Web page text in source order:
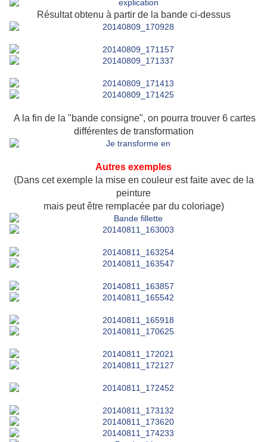
Résultat obtenu à partir de la bande ci-dessus
A la fin de la "bande consigne", on pourra trouver 6 cartes
différentes de transformation
Autres exemples
(Dans cet exemple la mise en couleur est faite avec de la
peinture
mais peut être remplacée par du coloriage)